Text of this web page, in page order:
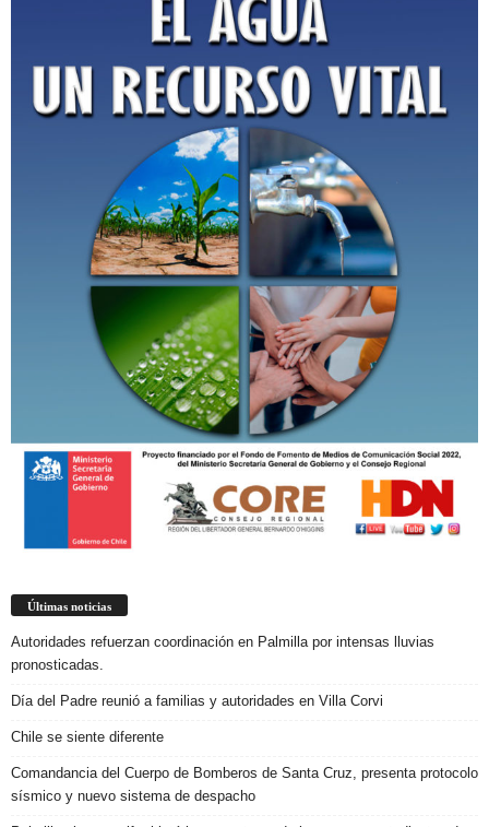
Últimas noticias
Autoridades refuerzan coordinación en Palmilla por intensas lluvias
pronosticadas.
Día del Padre reunió a familias y autoridades en Villa Corvi
Chile se siente diferente
Comandancia del Cuerpo de Bomberos de Santa Cruz, presenta protocolo
sísmico y nuevo sistema de despacho